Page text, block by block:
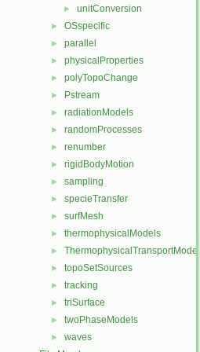
► unitConversion
► OSspecific
► parallel
► physicalProperties
► polyTopoChange
► Pstream
► radiationModels
► randomProcesses
► renumber
► rigidBodyMotion
► sampling
► specieTransfer
► surfMesh
► thermophysicalModels
► ThermophysicalTransportModels
► topoSetSources
► tracking
► triSurface
► twoPhaseModels
► waves